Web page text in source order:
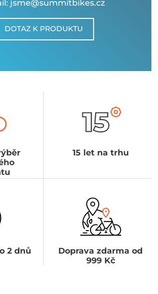
jsme@summitbikes.cz
DOTAZ K PRODUKTU
15 let na trhu
2 dnů
Doprava zdarma od
999 Kč